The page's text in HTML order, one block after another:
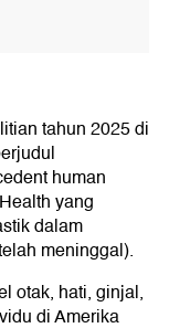
tahun 2025 di
human
yang
dalam
meninggal).
otak, hati, ginjal,
di Amerika